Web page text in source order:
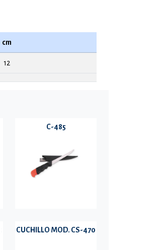
cm
12
C-485
CUCHILLO MOD. CS-470